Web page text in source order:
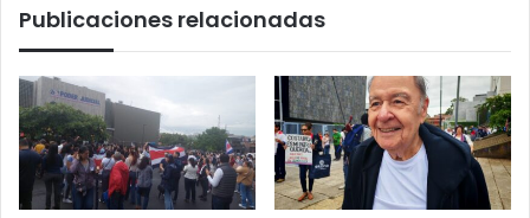
confirmar
nuevos
Publicaciones relacionadas